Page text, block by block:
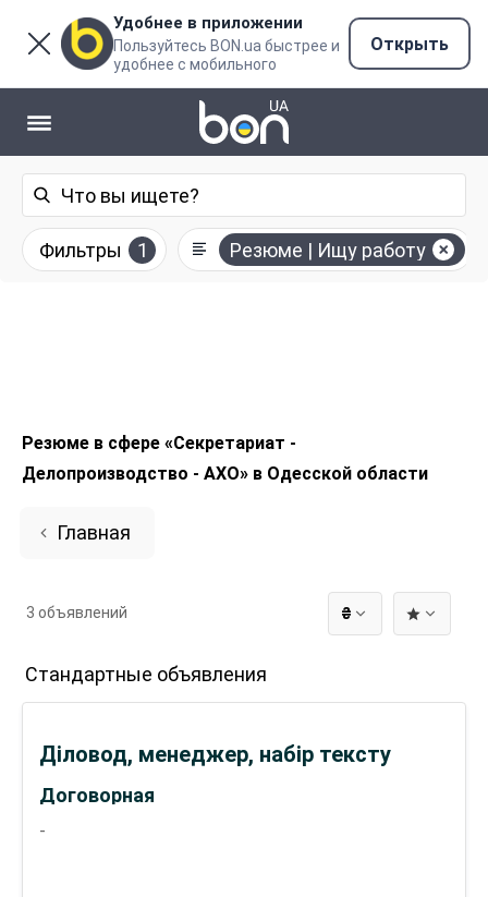
Удобнее в приложении
Пользуйтесь BON.ua быстрее и
удобнее с мобильного
Открыть
Фильтры 1 Резюме | Ищу работу
Резюме в сфере «Секретариат -
Делопроизводство - АХО» в Одесской области
Главная
₴
3 объявлений
Стандартные объявления
Договорная
Діловод, менеджер, набір тексту
-